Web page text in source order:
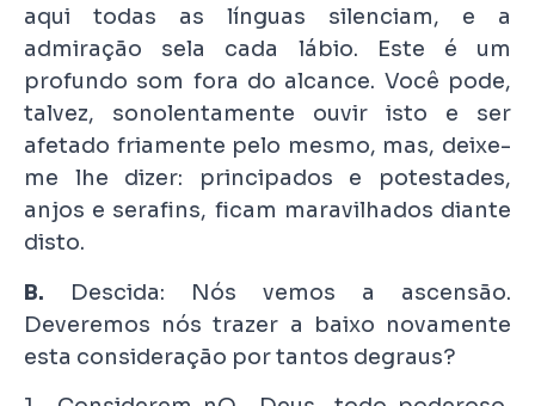
aqui todas as línguas silenciam, e a
admiração sela cada lábio. Este é um
profundo som fora do alcance. Você pode,
talvez, sonolentamente ouvir isto e ser
afetado friamente pelo mesmo, mas, deixe-
me lhe dizer: principados e potestades,
anjos e serafins, ficam maravilhados diante
disto.
B. Descida: Nós vemos a ascensão.
Deveremos nós trazer a baixo novamente
esta consideração por tantos degraus?